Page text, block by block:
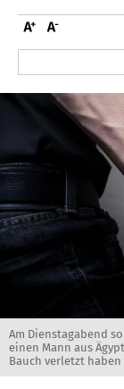
Am Dienstagabend
einen Mann aus
Bauch verletzt